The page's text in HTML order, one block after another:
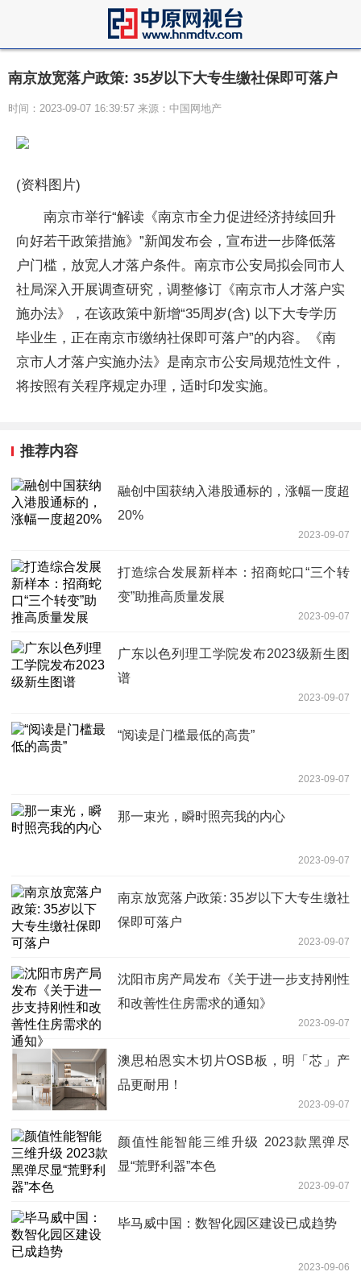
南京放宽落户政策: 35岁以下大专生缴社保即可落户
时间：2023-09-07 16:39:57 来源：中国网地产
(资料图片)
南京市举行“解读《南京市全力促进经济持续回升
向好若干政策措施》”新闻发布会，宣布进一步降低落
户门槛，放宽人才落户条件。南京市公安局拟会同市人
社局深入开展调查研究，调整修订《南京市人才落户实
施办法》，在该政策中新增“35周岁(含) 以下大专学历
毕业生，正在南京市缴纳社保即可落户”的内容。《南
京市人才落户实施办法》是南京市公安局规范性文件，
将按照有关程序规定办理，适时印发实施。
推荐内容
融创中国获纳入港股通标的，涨幅一度超
20%
2023-09-07
打造综合发展新样本：招商蛇口“三个转
变”助推高质量发展
2023-09-07
广东以色列理工学院发布2023级新生图
谱
2023-09-07
“阅读是门槛最低的高贵”
2023-09-07
那一束光，瞬时照亮我的内心
2023-09-07
南京放宽落户政策: 35岁以下大专生缴社
保即可落户
2023-09-07
沈阳市房产局发布《关于进一步支持刚性
和改善性住房需求的通知》
2023-09-07
澳思柏恩实木切片OSB板，明「芯」产
品更耐用！
2023-09-07
颜值性能智能三维升级 2023款黑弹尽
显“荒野利器”本色
2023-09-07
毕马威中国：数智化园区建设已成趋势
2023-09-06